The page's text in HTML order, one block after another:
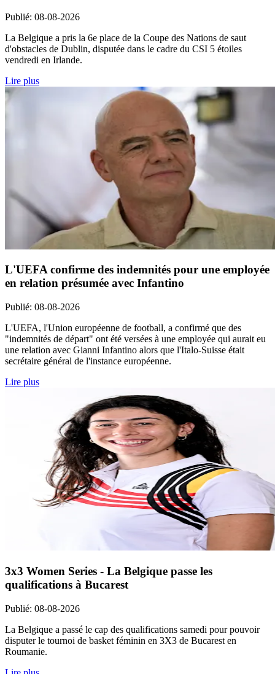
Publié: 08-08-2026
La Belgique a pris la 6e place de la Coupe des Nations de saut
d'obstacles de Dublin, disputée dans le cadre du CSI 5 étoiles
vendredi en Irlande.
Lire plus
L'UEFA confirme des indemnités pour une employée
en relation présumée avec Infantino
Publié: 08-08-2026
L'UEFA, l'Union européenne de football, a confirmé que des
"indemnités de départ" ont été versées à une employée qui aurait eu
une relation avec Gianni Infantino alors que l'Italo-Suisse était
secrétaire général de l'instance européenne.
Lire plus
3x3 Women Series - La Belgique passe les
qualifications à Bucarest
Publié: 08-08-2026
La Belgique a passé le cap des qualifications samedi pour pouvoir
disputer le tournoi de basket féminin en 3X3 de Bucarest en
Roumanie.